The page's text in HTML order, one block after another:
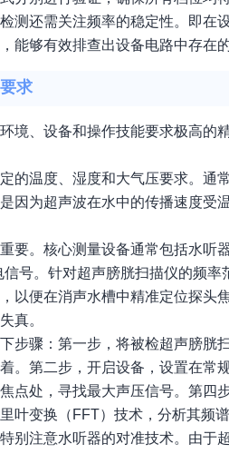
测还需关注频率的稳定性。即
能够有效排查出设备电路中存在
求
境、设备和操作技能要求极高
的温度、湿度和大气压要求。
因为超声波在水中的传播速度
要。核心测量设备通常包括水听
信号。针对超声膀胱扫描仪的频
以便在消声水槽中精准定位探
真。
步骤：第一步，将被检超声膀
。第二步，开启设备，设置在常
点处，寻找最大声压信号。第
叶变换（FFT）技术，分析其频
别注意水听器的对准技术。由